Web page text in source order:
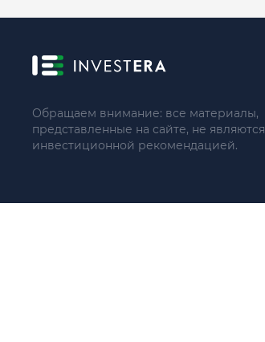
Обращаем внимание: все материалы,
представленные на сайте, не являются
инвестиционной рекомендацией.